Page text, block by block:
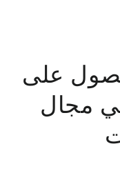
على
مجال